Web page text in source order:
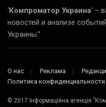
‘Компроматор Украина‘ –
новостей и анализе
Украины.”
О нас Реклама
Политика конфиденциальности
© 2017 Інформаційна агенція